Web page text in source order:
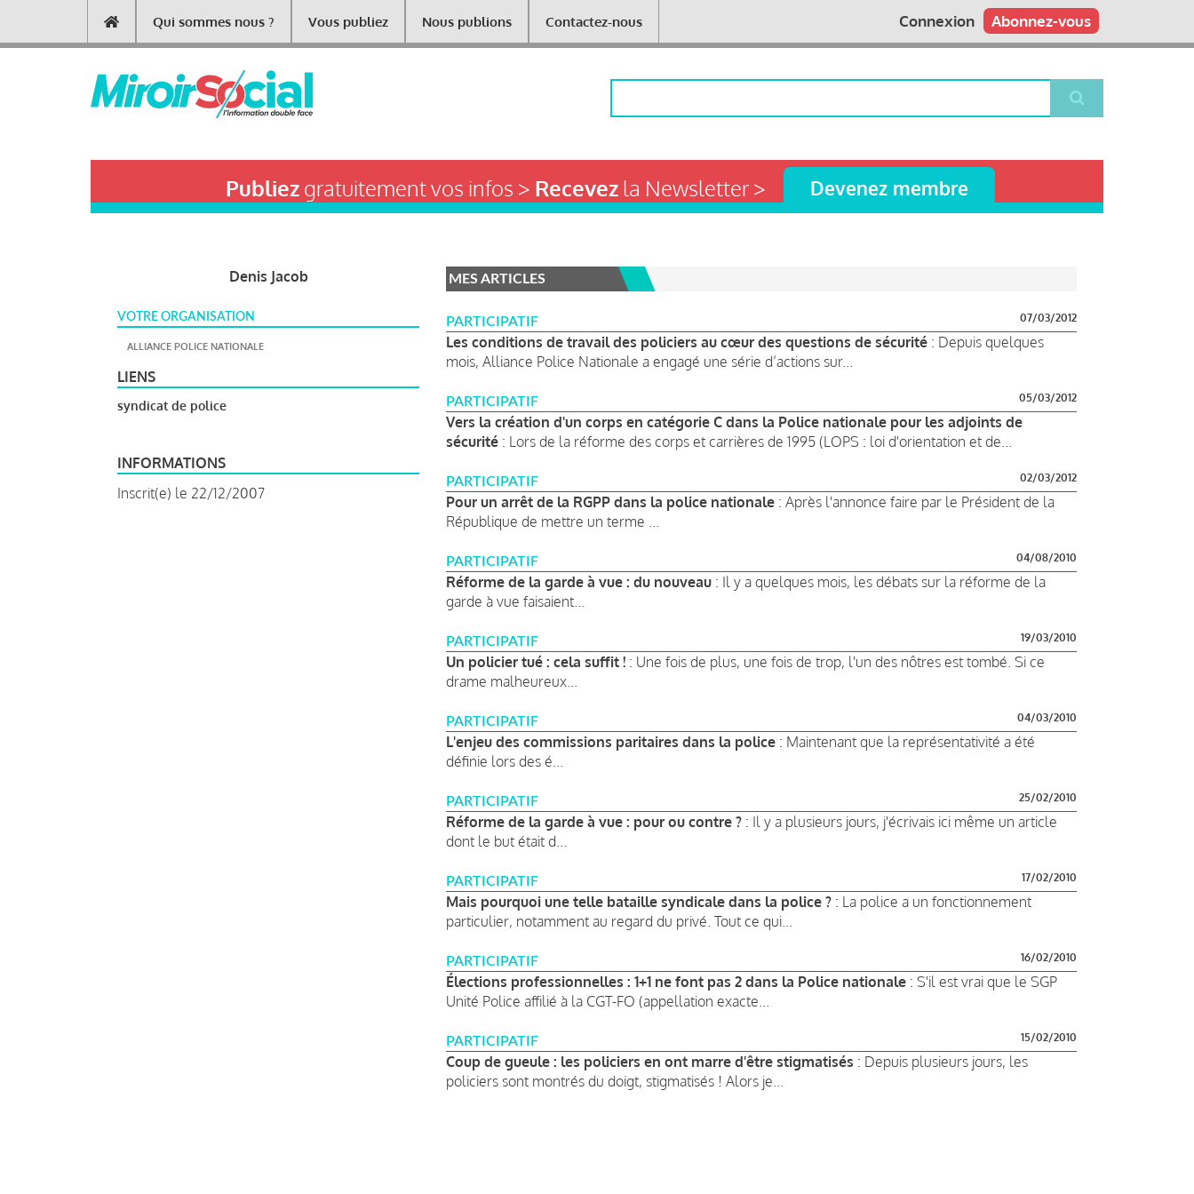
contenu
Main
navigation
Qui sommes nous ? Vous publiez Nous publions Contactez-nous Abonnez-vous
Connexion
Publiezgratuitement vos infos > Recevezla Newsletter > Devenez membre
Denis Jacob
VOTRE ORGANISATION
ALLIANCE POLICE NATIONALE
LIENS
syndicat de police
INFORMATIONS
Inscrit(e) le 22/12/2007
MES ARTICLES
PARTICIPATIF 07/03/2012
Les conditions de travail des policiers au cœur des questions de sécurité : Depuis quelques
mois, Alliance Police Nationale a engagé une série d’actions sur...
PARTICIPATIF 05/03/2012
Vers la création d'un corps en catégorie C dans la Police nationale pour les adjoints de
sécurité : Lors de la réforme des corps et carrières de 1995 (LOPS : loi d'orientation et de...
PARTICIPATIF 02/03/2012
Pour un arrêt de la RGPP dans la police nationale : Après l'annonce faire par le Président de la
République de mettre un terme ...
PARTICIPATIF 04/08/2010
Réforme de la garde à vue : du nouveau : Il y a quelques mois, les débats sur la réforme de la
garde à vue faisaient...
PARTICIPATIF 19/03/2010
Un policier tué : cela suffit ! : Une fois de plus, une fois de trop, l'un des nôtres est tombé. Si ce
drame malheureux...
PARTICIPATIF 04/03/2010
L'enjeu des commissions paritaires dans la police : Maintenant que la représentativité a été
définie lors des é...
PARTICIPATIF 25/02/2010
Réforme de la garde à vue : pour ou contre ? : Il y a plusieurs jours, j'écrivais ici même un article
dont le but était d...
PARTICIPATIF 17/02/2010
Mais pourquoi une telle bataille syndicale dans la police ? : La police a un fonctionnement
particulier, notamment au regard du privé. Tout ce qui...
PARTICIPATIF 16/02/2010
Élections professionnelles : 1+1 ne font pas 2 dans la Police nationale : S'il est vrai que le SGP
Unité Police affilié à la CGT-FO (appellation exacte...
PARTICIPATIF 15/02/2010
Coup de gueule : les policiers en ont marre d'être stigmatisés : Depuis plusieurs jours, les
policiers sont montrés du doigt, stigmatisés ! Alors je...